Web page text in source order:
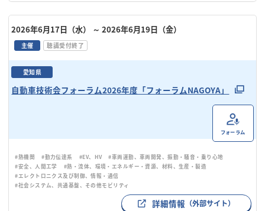
2026年6月17日（水） ～ 2026年6月19日（金）
主催 聴講受付終了
愛知県
自動車技術会フォーラム2026年度「フォーラムNAGOYA」
フォーラム
#熱機関 #動力伝達系 #EV、HV
#車両運動、車両開発、振動・騒音・乗り心地
#安全、人間工学
#熱・流体、環境・エネルギー・資源、材料、生産・製造
#エレクトロニクス及び制御、情報・通信
#社会システム、共通基盤、その他モビリティ
詳細情報 （外部サイト）